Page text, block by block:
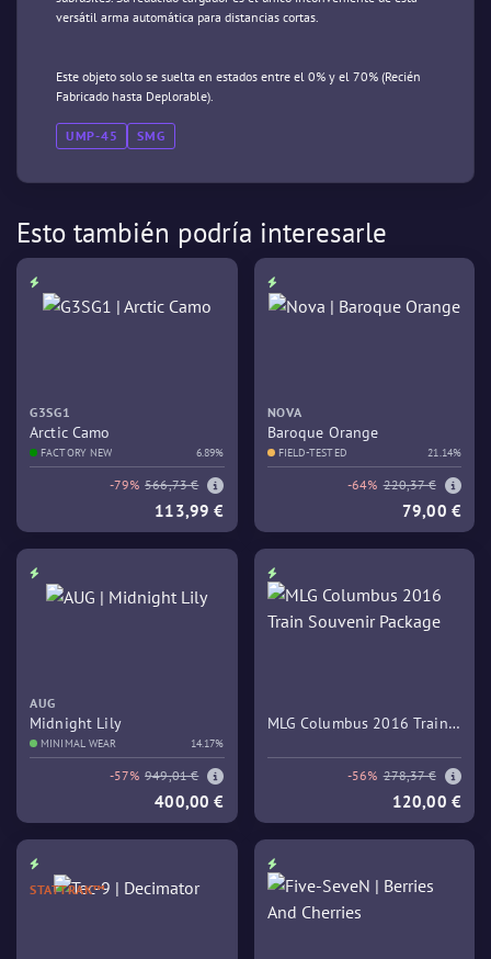
versátil arma automática para distancias cortas.
Este objeto solo se suelta en estados entre el 0% y el 70% (Recién
Fabricado hasta Deplorable).
UMP-45 SMG
Esto también podría interesarle
G3SG1
Arctic Camo
FACTORY NEW 6.89%
-79% 566,73 €
113,99 €
NOVA
Baroque Orange
FIELD-TESTED 21.14%
-64% 220,37 €
79,00 €
AUG
Midnight Lily
MINIMAL WEAR 14.17%
-57% 949,01 €
400,00 €
MLG Columbus 2016 Train
-56% 278,37 €
120,00 €
STATTRAK™